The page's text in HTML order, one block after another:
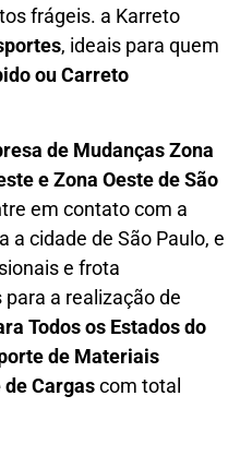
frágeis. a Karreto
, ideais para quem
ou Carreto
de Mudanças Zona
e Zona Oestede São
em contato com a
a cidade de São Paulo, e
e frota
a realização de
Todos os Estados do
de Materiais
Cargascom total